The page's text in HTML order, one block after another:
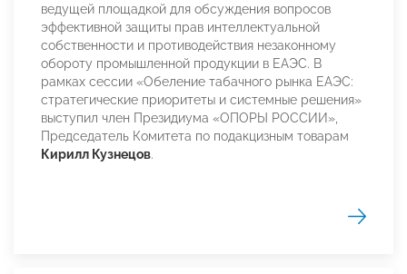
ведущей площадкой для обсуждения вопросов
эффективной защиты прав интеллектуальной
собственности и противодействия незаконному
обороту промышленной продукции в ЕАЭС. В
рамках сессии «Обеление табачного рынка ЕАЭС:
стратегические приоритеты и системные решения»
выступил член Президиума «ОПОРЫ РОССИИ»,
Председатель Комитета по подакцизным товарам
Кирилл Кузнецов.